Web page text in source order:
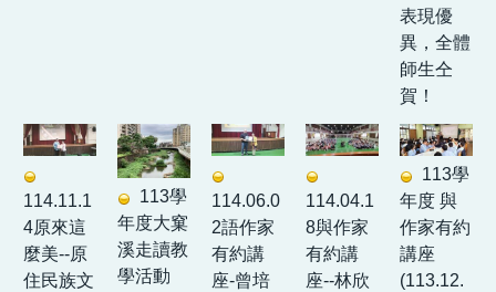
表現優
異，全體
師生仝
賀！
114.11.1
4原來這
麼美--原
住民族文
113學
年度大窠
溪走讀教
學活動
114.06.0
2語作家
有約講
座-曾培
114.04.1
8與作家
有約講
座--林欣
113學
年度 與
作家有約
講座
(113.12.